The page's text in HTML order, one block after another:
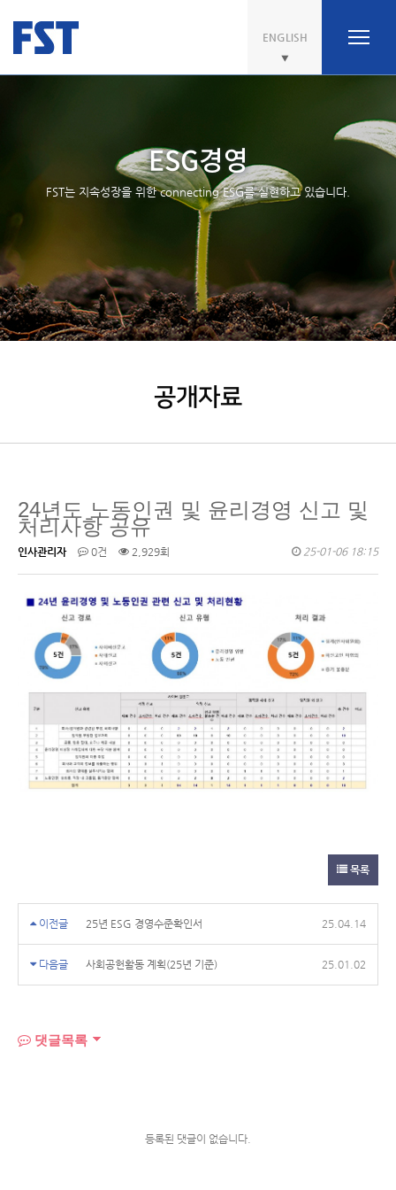
ENGLISH
ESG경영
FST는 지속성장을 위한 connecting ESG를 실현하고 있습니다.
공개자료
24년도 노동인권 및 윤리경영 신고 및
처리사항 공유
인사관리자 0건 2,929회 25-01-06 18:15
목록
이전글 25년 ESG 경영수준확인서 25.04.14
다음글 사회공헌활동 계획(25년 기준) 25.01.02
댓글목록
등록된 댓글이 없습니다.